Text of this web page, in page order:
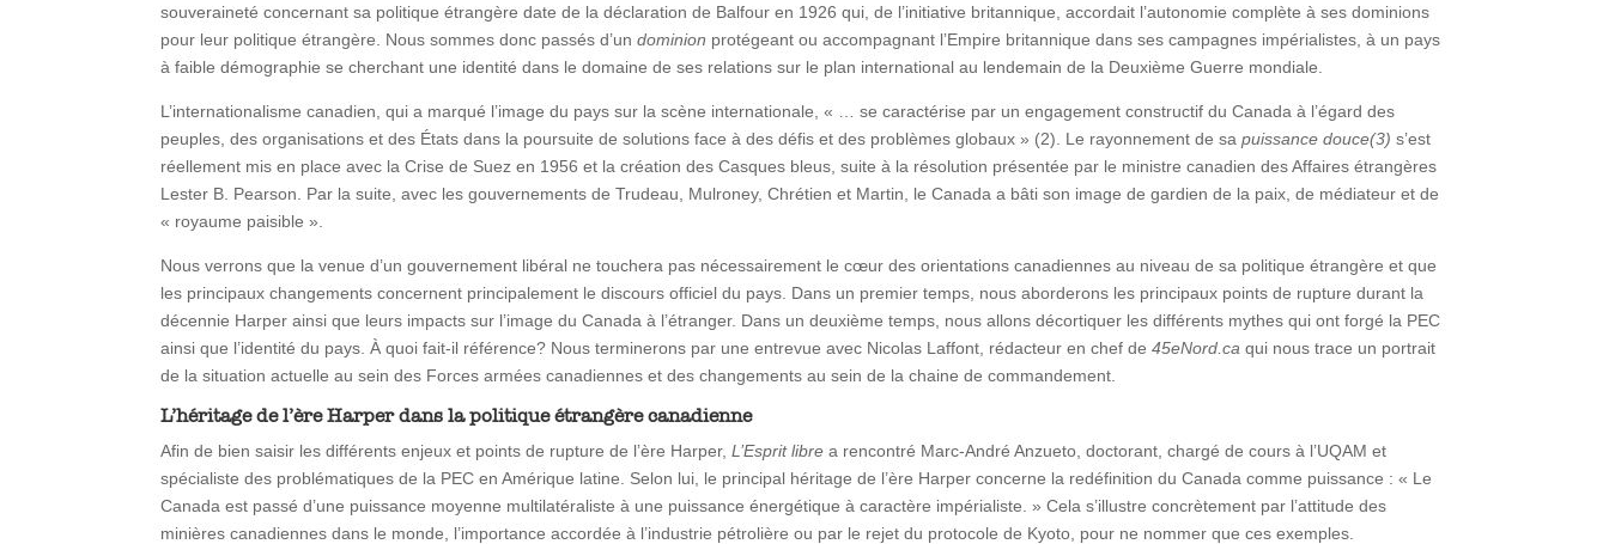
souveraineté concernant sa politique étrangère date de la déclaration de Balfour en 1926 qui, de l’initiative britannique, accordait l’autonomie complète à ses dominions
pour leur politique étrangère. Nous sommes donc passés d’undominion protégeant ou accompagnant l’Empire britannique dans ses campagnes impérialistes, à un pays
à faible démographie se cherchant une identité dans le domaine de ses relations sur le plan international au lendemain de la Deuxième Guerre mondiale.
L’internationalisme canadien, qui a marqué l’image du pays sur la scène internationale, « … se caractérise par un engagement constructif du Canada à l’égard des
peuples, des organisations et des États dans la poursuite de solutions face à des défis et des problèmes globaux » (2). Le rayonnement de sapuissance douce(3)s’est
réellement mis en place avec la Crise de Suez en 1956 et la création des Casques bleus, suite à la résolution présentée par le ministre canadien des Affaires étrangères
Lester B. Pearson. Par la suite, avec les gouvernements de Trudeau, Mulroney, Chrétien et Martin, le Canada a bâti son image de gardien de la paix, de médiateur et de
« royaume paisible ».
Nous verrons que la venue d’un gouvernement libéral ne touchera pas nécessairement le cœur des orientations canadiennes au niveau de sa politique étrangère et que
les principaux changements concernent principalement le discours officiel du pays. Dans un premier temps, nous aborderons les principaux points de rupture durant la
décennie Harper ainsi que leurs impacts sur l’image du Canada à l’étranger. Dans un deuxième temps, nous allons décortiquer les différents mythes qui ont forgé la PEC
ainsi que l’identité du pays. À quoi fait-il référence? Nous terminerons par une entrevue avec Nicolas Laffont, rédacteur en chef de45eNord.ca qui nous trace un portrait
de la situation actuelle au sein des Forces armées canadiennes et des changements au sein de la chaine de commandement.
L’héritage de l’ère Harper dans la politique étrangère canadienne
Afin de bien saisir les différents enjeux et points de rupture de l’ère Harper,L’Esprit libre a rencontré Marc-André Anzueto, doctorant, chargé de cours à l’UQAM et
spécialiste des problématiques de la PEC en Amérique latine. Selon lui, le principal héritage de l’ère Harper concerne la redéfinition du Canada comme puissance : « Le
Canada est passé d’une puissance moyenne multilatéraliste à une puissance énergétique à caractère impérialiste. » Cela s’illustre concrètement par l’attitude des
minières canadiennes dans le monde, l’importance accordée à l’industrie pétrolière ou par le rejet du protocole de Kyoto, pour ne nommer que ces exemples.